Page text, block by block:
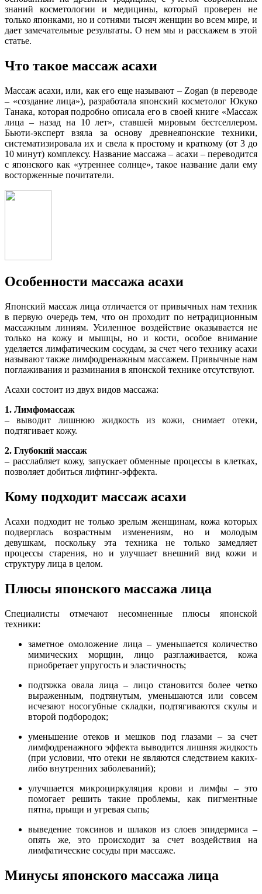
знаний косметологии и медицины, который проверен не
только японками, но и сотнями тысяч женщин во всем мире, и
дает замечательные результаты. О нем мы и расскажем в этой
статье.
Что такое массаж асахи
Массаж асахи, или, как его еще называют – Zogan (в переводе
– «создание лица»), разработала японский косметолог Юкуко
Танака, которая подробно описала его в своей книге «Массаж
лица – назад на 10 лет», ставшей мировым бестселлером.
Бьюти-эксперт взяла за основу древнеяпонские техники,
систематизировала их и свела к простому и краткому (от 3 до
10 минут) комплексу. Название массажа – асахи – переводится
с японского как «утреннее солнце», такое название дали ему
восторженные почитатели.
Особенности массажа асахи
Японский массаж лица отличается от привычных нам техник
в первую очередь тем, что он проходит по нетрадиционным
массажным линиям. Усиленное воздействие оказывается не
только на кожу и мышцы, но и кости, особое внимание
уделяется лимфатическим сосудам, за счет чего технику асахи
называют также лимфодренажным массажем. Привычные нам
поглаживания и разминания в японской технике отсутствуют.
Асахи состоит из двух видов массажа:
1. Лимфомассаж
– выводит лишнюю жидкость из кожи, снимает отеки,
подтягивает кожу.
2. Глубокий массаж
– расслабляет кожу, запускает обменные процессы в клетках,
позволяет добиться лифтинг-эффекта.
Кому подходит массаж асахи
Асахи подходит не только зрелым женщинам, кожа которых
подверглась возрастным изменениям, но и молодым
девушкам, поскольку эта техника не только замедляет
процессы старения, но и улучшает внешний вид кожи и
структуру лица в целом.
Плюсы японского массажа лица
Специалисты отмечают несомненные плюсы японской
техники:
заметное омоложение лица – уменьшается количество
мимических морщин, лицо разглаживается, кожа
приобретает упругость и эластичность;
подтяжка овала лица – лицо становится более четко
выраженным, подтянутым, уменьшаются или совсем
исчезают носогубные складки, подтягиваются скулы и
второй подбородок;
уменьшение отеков и мешков под глазами – за счет
лимфодренажного эффекта выводится лишняя жидкость
(при условии, что отеки не являются следствием каких-
либо внутренних заболеваний);
улучшается микроциркуляция крови и лимфы – это
помогает решить такие проблемы, как пигментные
пятна, прыщи и угревая сыпь;
выведение токсинов и шлаков из слоев эпидермиса –
опять же, это происходит за счет воздействия на
лимфатические сосуды при массаже.
Минусы японского массажа лица